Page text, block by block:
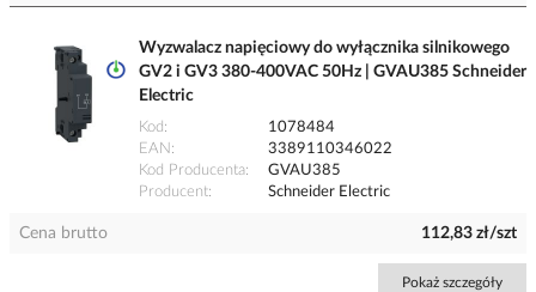
Wyzwalacz napięciowy do wyłącznika silnikowego
GV2 i GV3 380-400VAC 50Hz | GVAU385 Schneider
Electric
Kod
1078484
EAN
3389110346022
Kod Producenta
GVAU385
Producent
Schneider Electric
Cena brutto 112,83 zł/szt
Pokaż szczegóły